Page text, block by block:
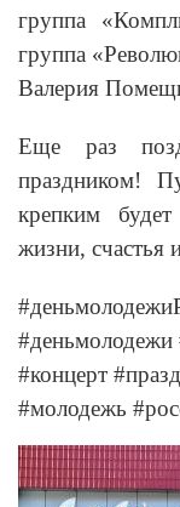
группа
группа
Валерия
Еще раз
праздником!
крепким
жизни, счастья
#деньмолодежи
#концерт
#молодежь